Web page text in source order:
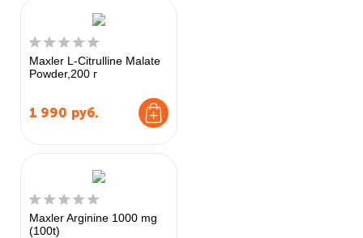
Maxler L-Citrulline Malate
Powder,200 г
1 990 руб.
Maxler Arginine 1000 mg
(100t)